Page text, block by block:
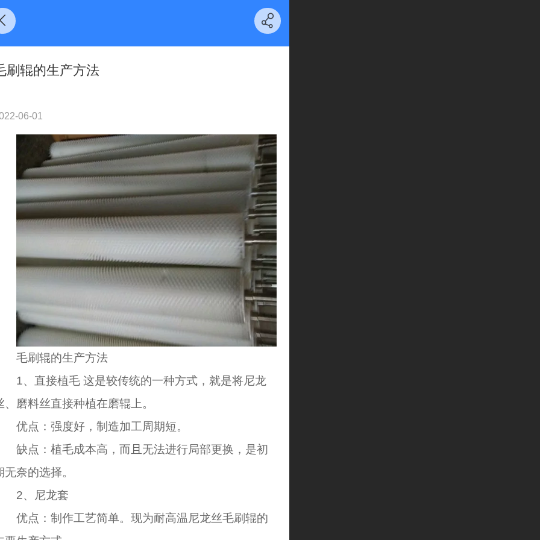
刷辊的生产方法
06-01
毛刷辊的生产方法
1、直接植毛 这是较传统的一种方式，就是将尼龙
、磨料丝直接种植在磨辊上。
优点：强度好，制造加工周期短。
缺点：植毛成本高，而且无法进行局部更换，是初
无奈的选择。
2、尼龙套
优点：制作工艺简单。现为耐高温尼龙丝毛刷辊的